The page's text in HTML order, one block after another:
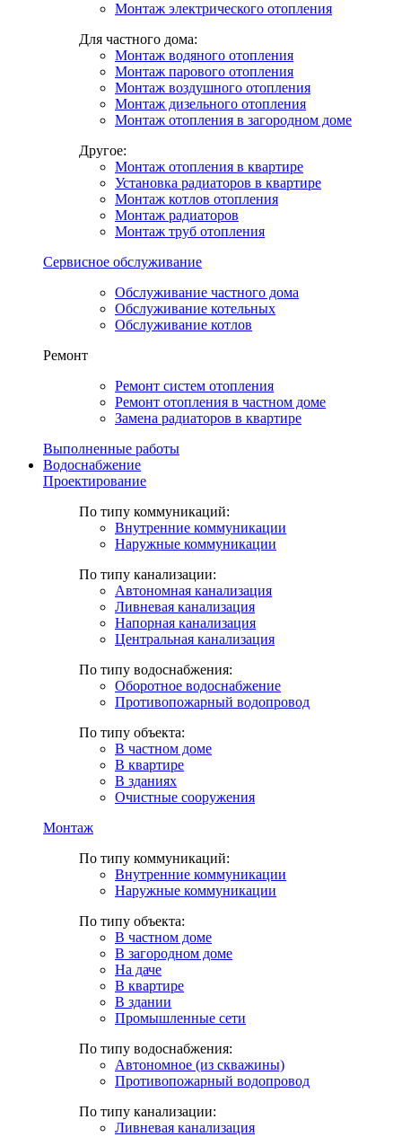
Монтаж электрического отопления
Для частного дома:
Монтаж водяного отопления
Монтаж парового отопления
Монтаж воздушного отопления
Монтаж дизельного отопления
Монтаж отопления в загородном доме
Другое:
Монтаж отопления в квартире
Установка радиаторов в квартире
Монтаж котлов отопления
Монтаж радиаторов
Монтаж труб отопления
Сервисное обслуживание
Обслуживание частного дома
Обслуживание котельных
Обслуживание котлов
Ремонт
Ремонт систем отопления
Ремонт отопления в частном доме
Замена радиаторов в квартире
Выполненные работы
Водоснабжение
Проектирование
По типу коммуникаций:
Внутренние коммуникации
Наружные коммуникации
По типу канализации:
Автономная канализация
Ливневая канализация
Напорная канализация
Центральная канализация
По типу водоснабжения:
Оборотное водоснабжение
Противопожарный водопровод
По типу объекта:
В частном доме
В квартире
В зданиях
Очистные сооружения
Монтаж
По типу коммуникаций:
Внутренние коммуникации
Наружные коммуникации
По типу объекта:
В частном доме
В загородном доме
На даче
В квартире
В здании
Промышленные сети
По типу водоснабжения:
Автономное (из скважины)
Противопожарный водопровод
По типу канализации:
Ливневая канализация